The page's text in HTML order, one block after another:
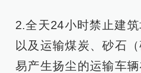
2.全天24小时禁止建
以及运输煤炭、砂石
易产生扬尘的运输车辆